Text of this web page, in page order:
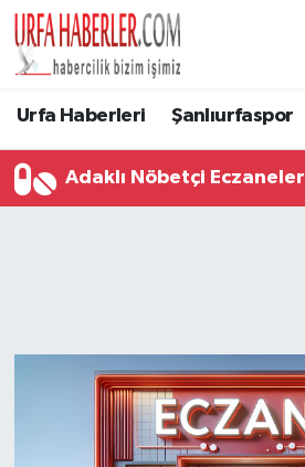
Urfa Haberleri Şanlıurfaspor
Adaklı Nöbetçi Eczaneler
Şanlıurfa Nöbetçi Eczaneler
Son Dakika Haberleri